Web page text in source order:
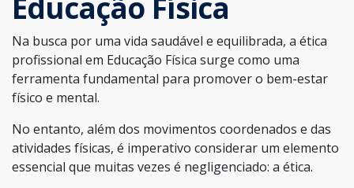
Na busca por uma vida saudável e equilibrada, a ética
profissional em Educação Física surge como uma
ferramenta fundamental para promover o bem-estar
físico e mental.
No entanto, além dos movimentos coordenados e das
atividades físicas, é imperativo considerar um elemento
essencial que muitas vezes é negligenciado: a ética.